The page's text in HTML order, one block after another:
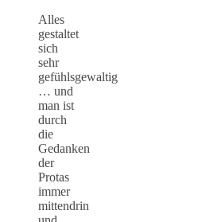
Alles
gestaltet
sich
sehr
gefühlsgewaltig
… und
man ist
durch
die
Gedanken
der
Protas
immer
mittendrin